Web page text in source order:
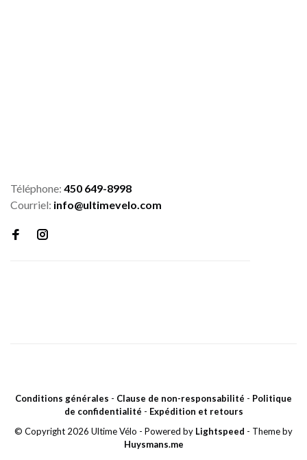
Téléphone: 450 649-8998
Courriel: info@ultimevelo.com
Conditions générales - Clause de non-responsabilité - Politique
de confidentialité - Expédition et retours
© Copyright 2026 Ultime Vélo - Powered by Lightspeed - Theme by
Huysmans.me